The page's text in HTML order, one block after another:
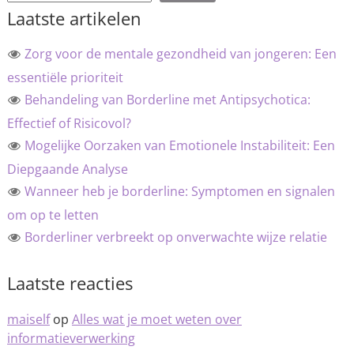
Laatste artikelen
Zorg voor de mentale gezondheid van jongeren: Een
essentiële prioriteit
Behandeling van Borderline met Antipsychotica:
Effectief of Risicovol?
Mogelijke Oorzaken van Emotionele Instabiliteit: Een
Diepgaande Analyse
Wanneer heb je borderline: Symptomen en signalen
om op te letten
Borderliner verbreekt op onverwachte wijze relatie
Laatste reacties
maiselfop Alles wat je moet weten over
informatieverwerking